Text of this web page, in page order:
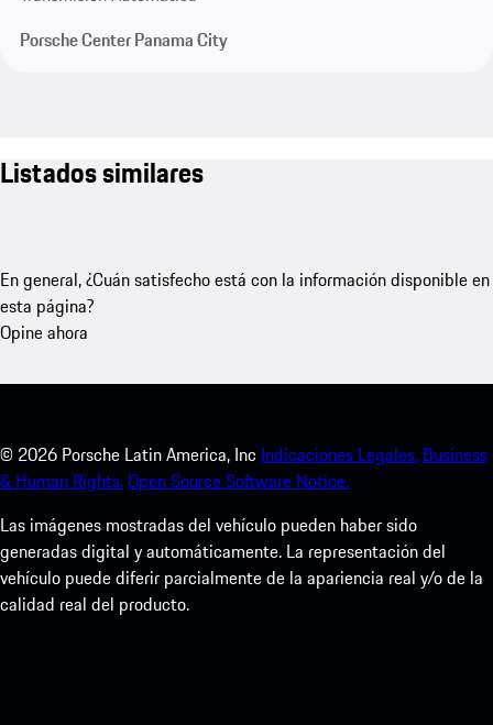
Porsche Center Panama City
Listados similares
En general, ¿Cuán satisfecho está con la información disponible en
esta página?
Opine ahora
© 2026 Porsche Latin America, Inc Indicaciones Legales. Business
& Human Rights.Open Source Software Notice.
Las imágenes mostradas del vehículo pueden haber sido
generadas digital y automáticamente. La representación del
vehículo puede diferir parcialmente de la apariencia real y/o de la
calidad real del producto.